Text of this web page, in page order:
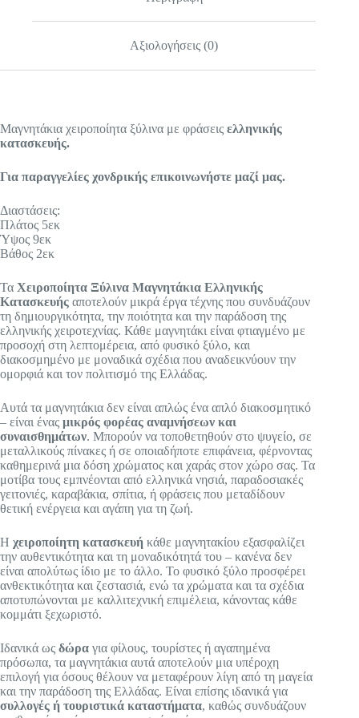
Αξιολογήσεις (0)
Μαγνητάκια χειροποίητα ξύλινα με φράσεις ελληνικής
κατασκευής.
Για παραγγελίες χονδρικής επικοινωνήστε μαζί μας.
Διαστάσεις:
Πλάτος 5εκ
Ύψος 9εκ
Βάθος 2εκ
Τα Χειροποίητα Ξύλινα Μαγνητάκια Ελληνικής
Κατασκευής αποτελούν μικρά έργα τέχνης που συνδυάζουν
τη δημιουργικότητα, την ποιότητα και την παράδοση της
ελληνικής χειροτεχνίας. Κάθε μαγνητάκι είναι φτιαγμένο με
προσοχή στη λεπτομέρεια, από φυσικό ξύλο, και
διακοσμημένο με μοναδικά σχέδια που αναδεικνύουν την
ομορφιά και τον πολιτισμό της Ελλάδας.
Αυτά τα μαγνητάκια δεν είναι απλώς ένα απλό διακοσμητικό
– είναι ένας μικρός φορέας αναμνήσεων και
συναισθημάτων. Μπορούν να τοποθετηθούν στο ψυγείο, σε
μεταλλικούς πίνακες ή σε οποιαδήποτε επιφάνεια, φέρνοντας
καθημερινά μια δόση χρώματος και χαράς στον χώρο σας. Τα
μοτίβα τους εμπνέονται από ελληνικά νησιά, παραδοσιακές
γειτονιές, καραβάκια, σπίτια, ή φράσεις που μεταδίδουν
θετική ενέργεια και αγάπη για τη ζωή.
Η χειροποίητη κατασκευή κάθε μαγνητακίου εξασφαλίζει
την αυθεντικότητα και τη μοναδικότητά του – κανένα δεν
είναι απολύτως ίδιο με το άλλο. Το φυσικό ξύλο προσφέρει
ανθεκτικότητα και ζεστασιά, ενώ τα χρώματα και τα σχέδια
αποτυπώνονται με καλλιτεχνική επιμέλεια, κάνοντας κάθε
κομμάτι ξεχωριστό.
Ιδανικά ως δώρα για φίλους, τουρίστες ή αγαπημένα
πρόσωπα, τα μαγνητάκια αυτά αποτελούν μια υπέροχη
επιλογή για όσους θέλουν να μεταφέρουν λίγη από τη μαγεία
και την παράδοση της Ελλάδας. Είναι επίσης ιδανικά για
συλλογές ή τουριστικά καταστήματα, καθώς συνδυάζουν